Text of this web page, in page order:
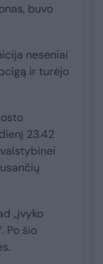
buvo
neseniai
ir turėjo
23.42
„įvyko
Po šio